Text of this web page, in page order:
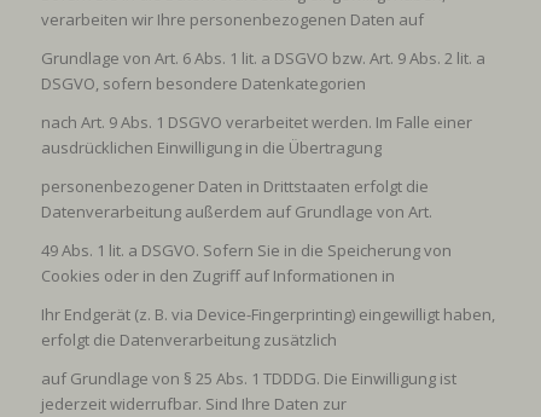
verarbeiten wir Ihre personenbezogenen Daten auf
Grundlage von Art. 6 Abs. 1 lit. a DSGVO bzw. Art. 9 Abs. 2 lit. a
DSGVO, sofern besondere Datenkategorien
nach Art. 9 Abs. 1 DSGVO verarbeitet werden. Im Falle einer
ausdrücklichen Einwilligung in die Übertragung
personenbezogener Daten in Drittstaaten erfolgt die
Datenverarbeitung außerdem auf Grundlage von Art.
49 Abs. 1 lit. a DSGVO. Sofern Sie in die Speicherung von
Cookies oder in den Zugriff auf Informationen in
Ihr Endgerät (z. B. via Device-Fingerprinting) eingewilligt haben,
erfolgt die Datenverarbeitung zusätzlich
auf Grundlage von § 25 Abs. 1 TDDDG. Die Einwilligung ist
jederzeit widerrufbar. Sind Ihre Daten zur